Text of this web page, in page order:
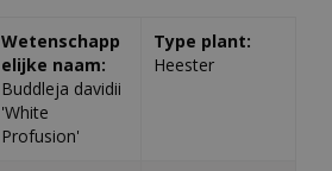
Wetenschapp
elijke naam:
Buddleja davidii
'White
Profusion'
Type plant:
Heester